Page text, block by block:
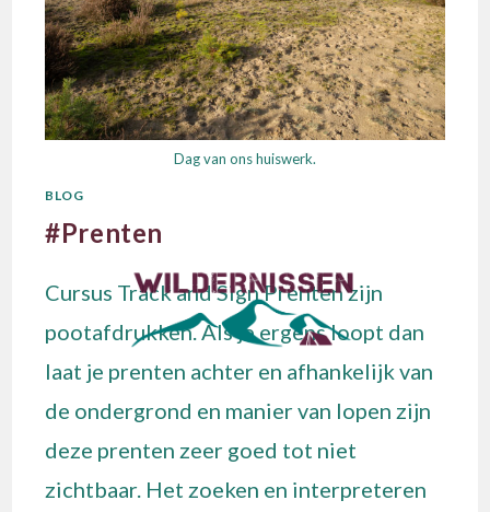
Dag van ons huiswerk.
BLOG
#Prenten
Cursus Track and Sign Prenten zijn
pootafdrukken. Als je ergens loopt dan
laat je prenten achter en afhankelijk van
de ondergrond en manier van lopen zijn
deze prenten zeer goed tot niet
zichtbaar. Het zoeken en interpreteren